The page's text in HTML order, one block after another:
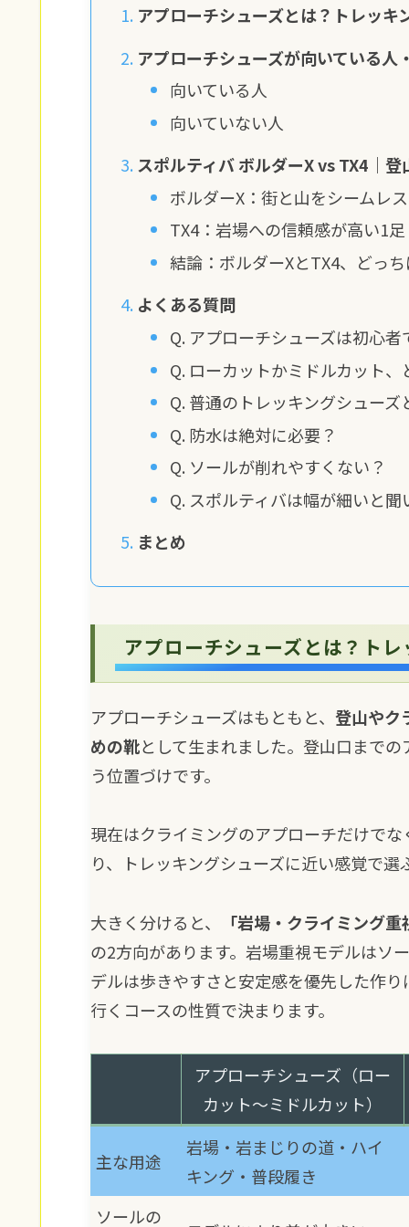
アプローチシューズとは？トレッキ
アプローチシューズが向いている人
向いている人
向いていない人
スポルティバ ボルダーX vs TX4｜
ボルダーX：街と山をシームレ
TX4：岩場への信頼感が高い1足
結論：ボルダーXとTX4、どっ
よくある質問
Q. アプローチシューズは初心者
Q. ローカットかミドルカット
Q. 普通のトレッキングシュー
Q. 防水は絶対に必要？
Q. ソールが削れやすくない？
Q. スポルティバは幅が細いと聞
まとめ
アプローチシューズとは？ト
アプローチシューズはもともと、 登山やク
めの靴として生まれました。登山口まで
う位置づけです。
現在はクライミングのアプローチだけで
り、トレッキングシューズに近い感覚で選
大きく分けると、
「岩場・クライミング
の2方向があります。岩場重視モデルはソ
デルは歩きやすさと安定感を優先した作
行くコースの性質で決まります。
アプローチシューズ（ロー
カット～ミドルカット）
主な用途
岩場・岩まじりの道・ハイ
キング・普段履き
ソールの